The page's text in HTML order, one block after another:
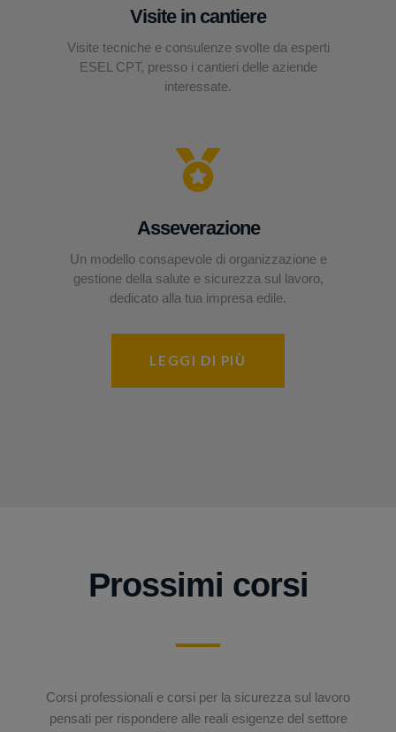
Visite in cantiere
Visite tecniche e consulenze svolte da esperti
ESEL CPT, presso i cantieri delle aziende
interessate.
Asseverazione
Un modello consapevole di organizzazione e
gestione della salute e sicurezza sul lavoro,
dedicato alla tua impresa edile.
LEGGI DI PIÙ
Prossimi corsi
Corsi professionali e corsi per la sicurezza sul lavoro
pensati per rispondere alle reali esigenze del settore